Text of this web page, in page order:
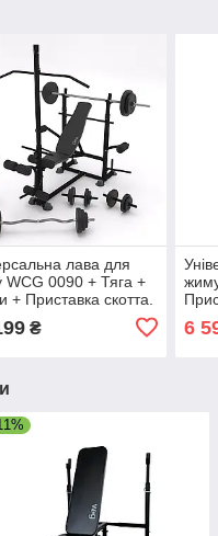
лава для
WCG 0090 + Тяга +
+ Приставка скотта.
HARD штанга 80 кг
₴ 6